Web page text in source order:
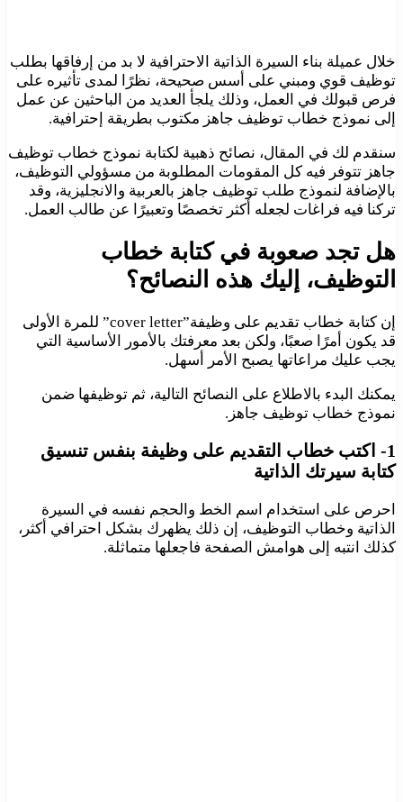
خلال عميلة بناء السيرة الذاتية الاحترافية لا بد من إرفاقها بطلب
توظيف قوي ومبني على أسس صحيحة، نظرًا لمدى تأثيره على
فرص قبولك في العمل، وذلك يلجأ العديد من الباحثين عن عمل
إلى نموذج خطاب توظيف جاهز مكتوب بطريقة إحترافية.
سنقدم لك في المقال، نصائح ذهبية لكتابة نموذج خطاب توظيف
جاهز تتوفر فيه كل المقومات المطلوبة من مسؤولي التوظيف،
بالإضافة لنموذج طلب توظيف جاهز بالعربية والانجليزية، وقد
تركنا فيه فراغات لجعله أكثر تخصصًا وتعبيرًا عن طالب العمل.
هل تجد صعوبة في كتابة خطاب
التوظيف، إليك هذه النصائح؟
إن كتابة خطاب تقديم على وظيفة”cover letter” للمرة الأولى
قد يكون أمرًا صعبًا، ولكن بعد معرفتك بالأمور الأساسية التي
يجب عليك مراعاتها يصبح الأمر أسهل.
يمكنك البدء بالاطلاع على النصائح التالية، ثم توظيفها ضمن
نموذج خطاب توظيف جاهز.
1- اكتب خطاب التقديم على وظيفة بنفس تنسيق
كتابة سيرتك الذاتية
احرص على استخدام اسم الخط والحجم نفسه في السيرة
الذاتية وخطاب التوظيف، إن ذلك يظهرك بشكل احترافي أكثر،
كذلك انتبه إلى هوامش الصفحة فاجعلها متماثلة.